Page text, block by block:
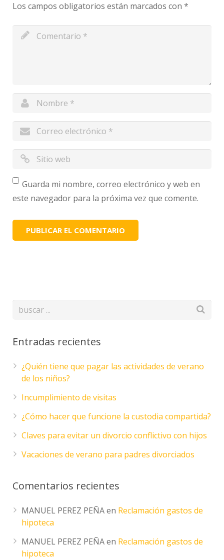
Los campos obligatorios están marcados con *
Guarda mi nombre, correo electrónico y web en
este navegador para la próxima vez que comente.
Entradas recientes
¿Quién tiene que pagar las actividades de verano
de los niños?
Incumplimiento de visitas
¿Cómo hacer que funcione la custodia compartida?
Claves para evitar un divorcio conflictivo con hijos
Vacaciones de verano para padres divorciados
Comentarios recientes
MANUEL PEREZ PEÑAen Reclamación gastos de
hipoteca
MANUEL PEREZ PEÑAen Reclamación gastos de
hipoteca